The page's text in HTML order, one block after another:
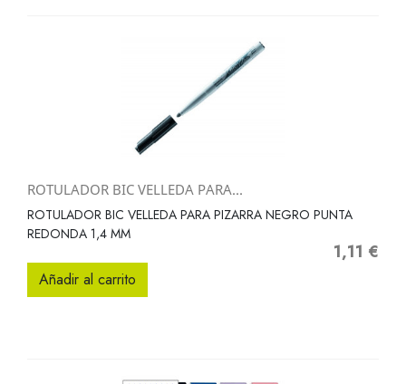
ROTULADOR BIC VELLEDA PARA...
ROTULADOR BIC VELLEDA PARA PIZARRA NEGRO PUNTA
REDONDA 1,4 MM
Precio
1,11 €
Añadir al carrito